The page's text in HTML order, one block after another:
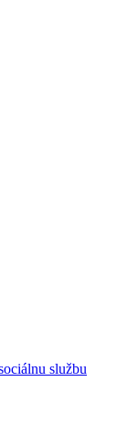
službu